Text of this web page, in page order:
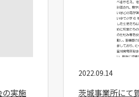
実施
2022.09.14
茨城事業所にて